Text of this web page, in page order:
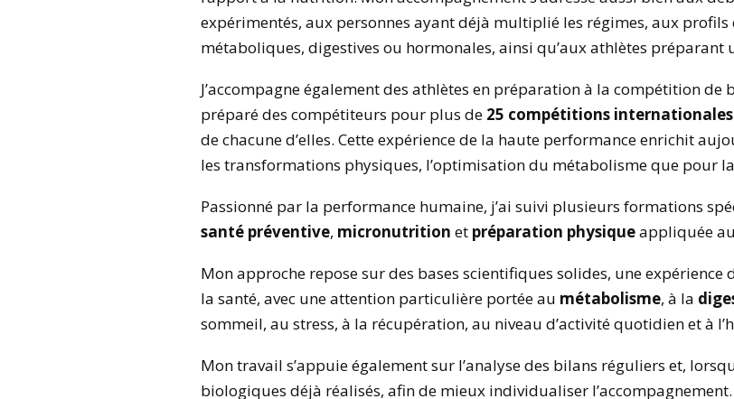
expérimentés, aux personnes ayant déjà multiplié les régimes, aux
métaboliques, digestives ou hormonales, ainsi qu’aux athlètes préparant
J’accompagne également des athlètes en préparation à la compétition de
préparé des compétiteurs pour plus de 25 compétitions internationales
de chacune d’elles. Cette expérience de la haute performance enrichit
les transformations physiques, l’optimisation du métabolisme que pour
Passionné par la performance humaine, j’ai suivi plusieurs formations
santé préventive, micronutrition et préparation physiqueappliquée au
Mon approche repose sur des bases scientifiques solides, une
la santé, avec une attention particulière portée au métabolisme, à la
sommeil, au stress, à la récupération, au niveau d’activité quotidien et à
Mon travail s’appuie également sur l’analyse des bilans réguliers et,
biologiques déjà réalisés, afin de mieux individualiser